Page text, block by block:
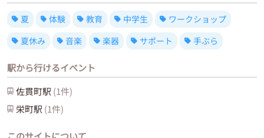
夏 体験 教育 中学生
ワークショップ
夏休み
音楽 楽器 サポート 手ぶら
駅から行けるイベント
佐貫町駅 (1件)
栄町駅 (1件)